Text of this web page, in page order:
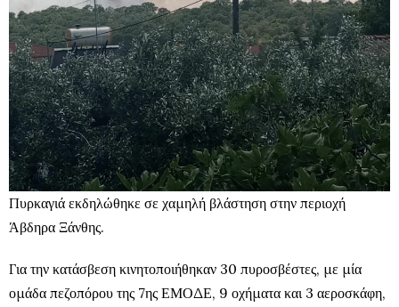
Πυρκαγιά εκδηλώθηκε σε χαμηλή βλάστηση στην περιοχή
Άβδηρα Ξάνθης.
Για την κατάσβεση κινητοποιήθηκαν 30 πυροσβέστες, με μία
ομάδα πεζοπόρου της 7ης ΕΜΟΔΕ, 9 οχήματα και 3 αεροσκάφη,